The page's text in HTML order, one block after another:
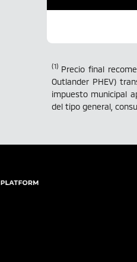
(1) Precio final
Outlander PHEV)
impuesto municipal
del tipo general,